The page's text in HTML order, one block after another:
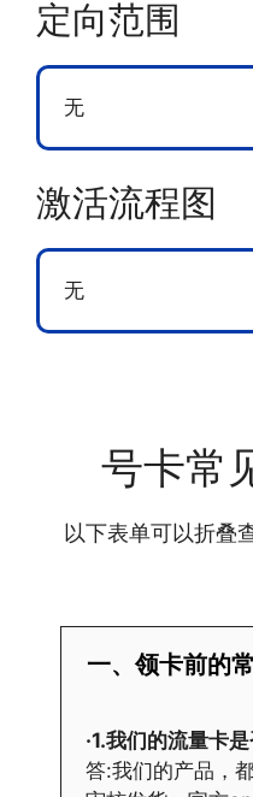
定向范围
无
激活流程图
无
号卡常
以下表单可以折叠
一、领卡前的
·1.我们的流量卡
答:我们的产品，